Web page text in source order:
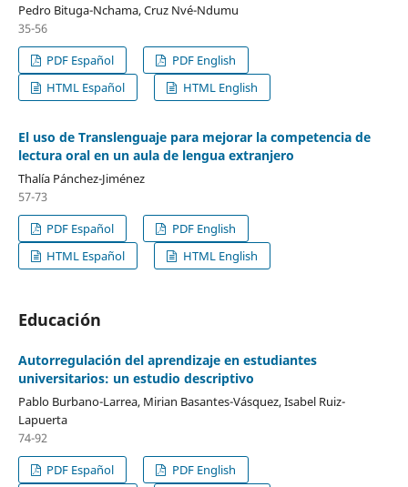
Pedro Bituga-Nchama, Cruz Nvé-Ndumu
35-56
PDF Español
PDF English
HTML Español
HTML English
El uso de Translenguaje para mejorar la competencia de
lectura oral en un aula de lengua extranjero
Thalía Pánchez-Jiménez
57-73
PDF Español
PDF English
HTML Español
HTML English
Educación
Autorregulación del aprendizaje en estudiantes
universitarios: un estudio descriptivo
Pablo Burbano-Larrea, Mirian Basantes-Vásquez, Isabel Ruiz-
Lapuerta
74-92
PDF Español
PDF English